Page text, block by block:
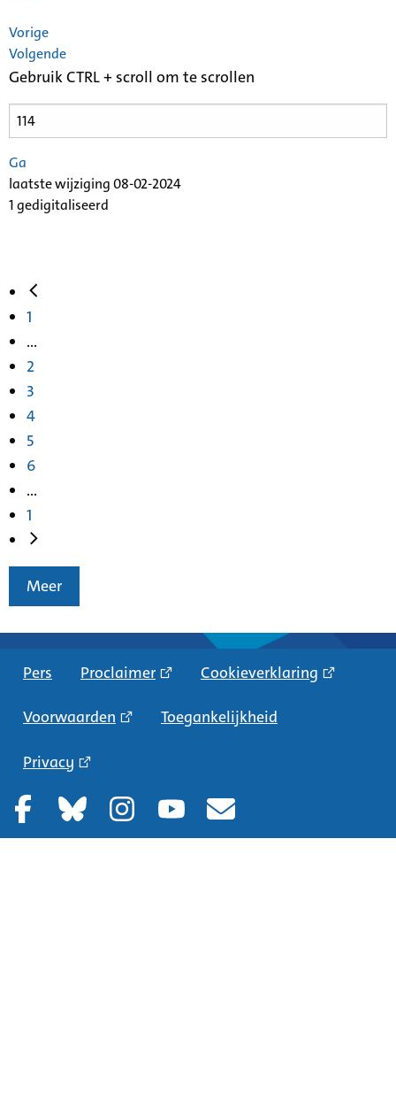
Vorige
Volgende
Gebruik CTRL + scroll om te scrollen
Ga
laatste wijziging 08-02-2024
1 gedigitaliseerd
1
...
2
3
4
5
6
...
1
Meer
Pers Proclaimer Cookieverklaring
Voorwaarden Toegankelijkheid
Privacy